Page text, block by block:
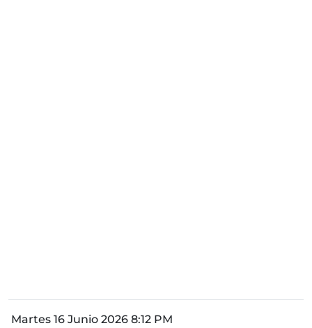
Martes 16 Junio 2026 8:12 PM